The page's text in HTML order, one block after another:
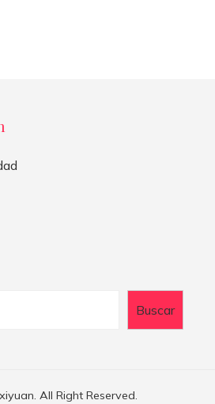
Buscar
All Right Reserved.